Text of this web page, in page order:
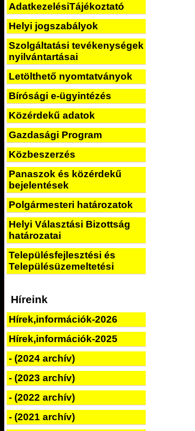
AdatkezelésiTájékoztató
Helyi jogszabályok
Szolgáltatási tevékenységek
nyilvántartásai
Letölthető nyomtatványok
Bírósági e-ügyintézés
Közérdekű adatok
Gazdasági Program
Közbeszerzés
Panaszok és közérdekű
bejelentések
Polgármesteri határozatok
Helyi Választási Bizottság
határozatai
Településfejlesztési és
Településüzemeltetési
Híreink
Hírek,információk-2026
Hírek,információk-2025
- (2024 archív)
- (2023 archív)
- (2022 archív)
- (2021 archív)